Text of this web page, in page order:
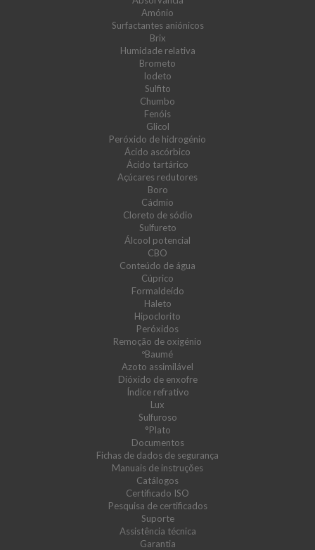
Amónio
Surfactantes aniónicos
Brix
Humidade relativa
Brometo
Iodeto
Sulfito
Chumbo
Fenóis
Glicol
Peróxido de hidrogénio
Ácido ascórbico
Ácido tartárico
Açúcares redutores
Boro
Cádmio
Cloreto de sódio
Sulfureto
Álcool potencial
CBO
Conteúdo de água
Cúprico
Formaldeído
Haleto
Hipoclorito
Peróxidos
Remoção de oxigénio
ºBaumé
Azoto assimilável
Dióxido de enxofre
Índice refrativo
Lux
Sulfuroso
°Plato
Documentos
Fichas de dados de segurança
Manuais de instruções
Catálogos
Certificado ISO
Pesquisa de certificados
Suporte
Assistência técnica
Garantia